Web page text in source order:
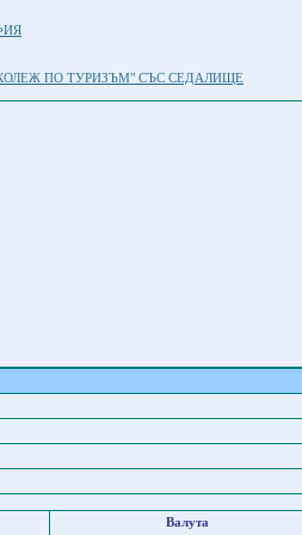
ПО ТУРИЗЪМ" СЪС СЕДАЛИЩЕ
Валута